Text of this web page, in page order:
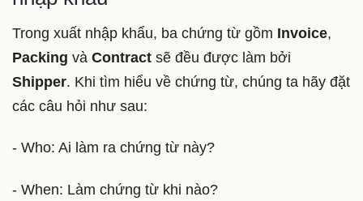
Trong xuất nhập khẩu, ba chứng từ gồm Invoice,
Packing và Contract sẽ đều được làm bởi
Shipper. Khi tìm hiểu về chứng từ, chúng ta hãy đặt
các câu hỏi như sau:
- Who: Ai làm ra chứng từ này?
- When: Làm chứng từ khi nào?